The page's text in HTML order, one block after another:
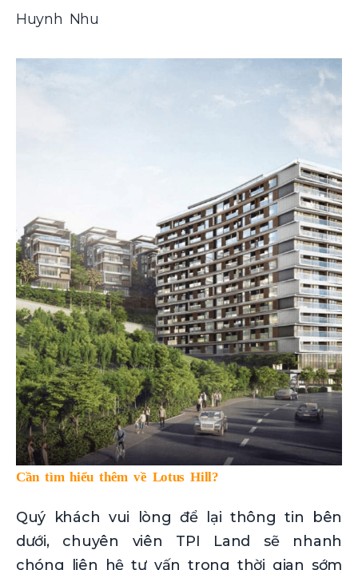
Huynh Nhu
Cần tìm hiểu thêm về Lotus Hill?
Quý khách vui lòng để lại thông tin bên
dưới, chuyên viên TPI Land sẽ nhanh
chóng liên hệ tư vấn trong thời gian sớm